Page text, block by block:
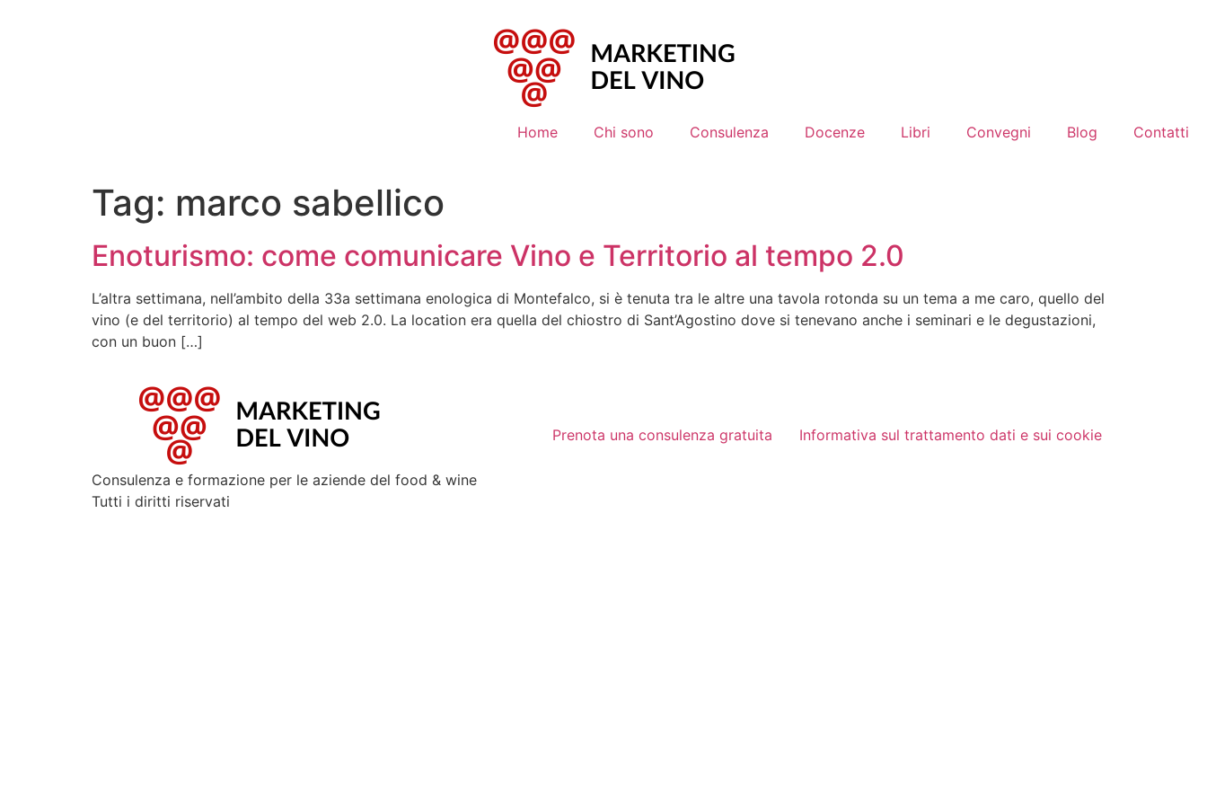
Home Chi sono Consulenza Docenze Libri Convegni Blog Contatti
Tag: marco sabellico
Enoturismo: come comunicare Vino e Territorio al tempo 2.0
L’altra settimana, nell’ambito della 33a settimana enologica di Montefalco, si è tenuta tra le altre una tavola rotonda su un tema a me caro, quello del
vino (e del territorio) al tempo del web 2.0. La location era quella del chiostro di Sant’Agostino dove si tenevano anche i seminari e le degustazioni,
con un buon […]
Consulenza e formazione per le aziende del food & wine
Prenota una consulenza gratuita Informativa sul trattamento dati e sui cookie
Tutti i diritti riservati